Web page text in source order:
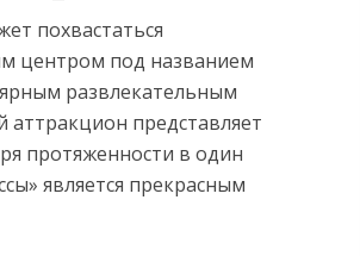
похвастаться
центром под названием
развлекательным
представляет
протяженности в один
является прекрасным